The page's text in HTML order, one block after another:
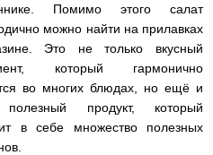
Помимо этого салат
можно найти на прилавках
Это не только вкусный
который гармонично
во многих блюдах, но ещё и
продукт, который
в себе множество полезных